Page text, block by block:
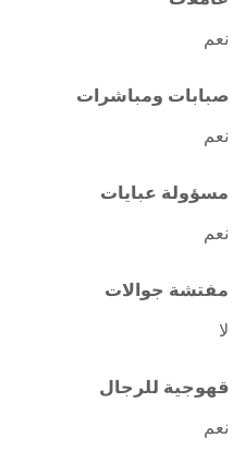
نعم
صبابات ومباشرات
نعم
مسؤولة عبايات
نعم
مفتشة جوالات
لا
قهوجية للرجال
نعم